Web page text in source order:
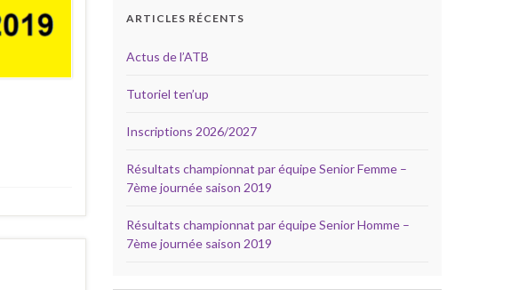
ARTICLES RÉCENTS
Actus de l’ATB
Tutoriel ten’up
Inscriptions 2026/2027
Résultats championnat par équipe Senior Femme –
7ème journée saison 2019
Résultats championnat par équipe Senior Homme –
7ème journée saison 2019